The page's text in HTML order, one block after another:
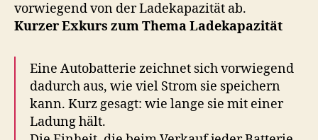
vorwiegend von der Ladekapazität ab.
Kurzer Exkurs zum Thema Ladekapazität
Eine Autobatterie zeichnet sich vorwiegend
dadurch aus, wie viel Strom sie speichern
kann. Kurz gesagt: wie lange sie mit einer
Ladung hält.